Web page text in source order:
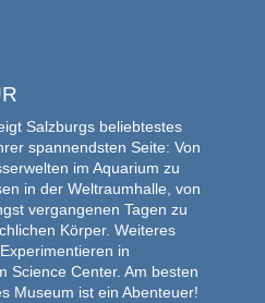
Salzburgs beliebtestes
spannendsten Seite: Von
im Aquarium zu
in der Weltraumhalle, von
vergangenen Tagen zu
Körper. Weiteres
in
Science Center. Am besten
Museum ist ein Abenteuer!